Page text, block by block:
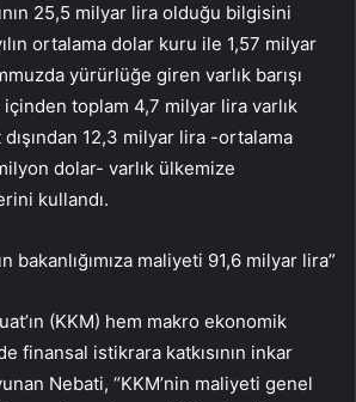
25,5 milyar lira olduğu bilgisini
ortalama dolar kuru ile 1,57 milyar
yürürlüğe giren varlık barışı
toplam 4,7 milyar lira varlık
12,3 milyar lira -ortalama
dolar- varlık ülkemize
kullandı.
bakanlığımıza maliyeti 91,6 milyar lira”
(KKM) hem makro ekonomik
finansal istikrara katkısının inkar
Nebati, “KKM’nin maliyeti genel